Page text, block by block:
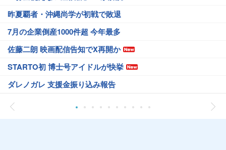
昨夏覇者・沖縄尚学が初戦で敗退
7月の企業倒産1000件超 今年最多
佐藤二朗 映画配信告知でX再開か
STARTO初 博士号アイドルが快挙
ダレノガレ 支援金振り込み報告